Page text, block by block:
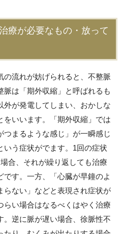
療が必要なもの・放って
の流れが妨げられると、不整脈
脈は「期外収縮」と呼ばれるも
外が発電してしまい、おかしな
をいいます。「期外収縮」では
つまるような感じ」が一瞬感じ
いう症状がでます。1回の症状
合、それが繰り返しても治療
す。一方、「心臓が早鐘のよ
らない」などと表現され症状が
らい場合はなるべくはやく治療
。逆に脈が遅い場合、徐脈性不